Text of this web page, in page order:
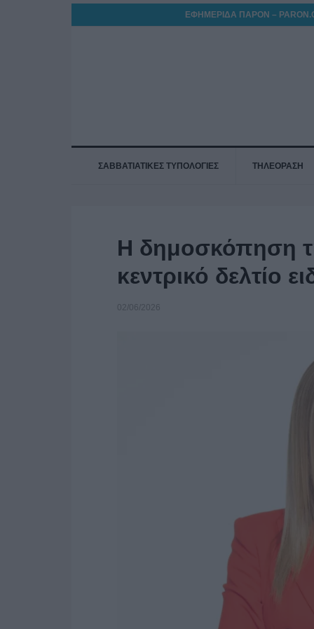
ΕΦΗΜΕΡΙΔΑ ΠΑΡΟΝ –
ΣΑΒΒΑΤΙΑΤΙΚΕΣ ΤΥΠΟΛΟΓΙΕΣ ΤΗΛΕΟΡΑΣΗ
Η δημοσκόπηση
κεντρικό δελτίο
02/06/2026